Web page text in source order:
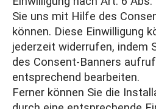
Sie uns mit Hilfe des
können. Diese Einwilligung
jederzeit widerrufen, indem
des Consent-Banners
entsprechend bearbeiten.
Ferner können Sie die